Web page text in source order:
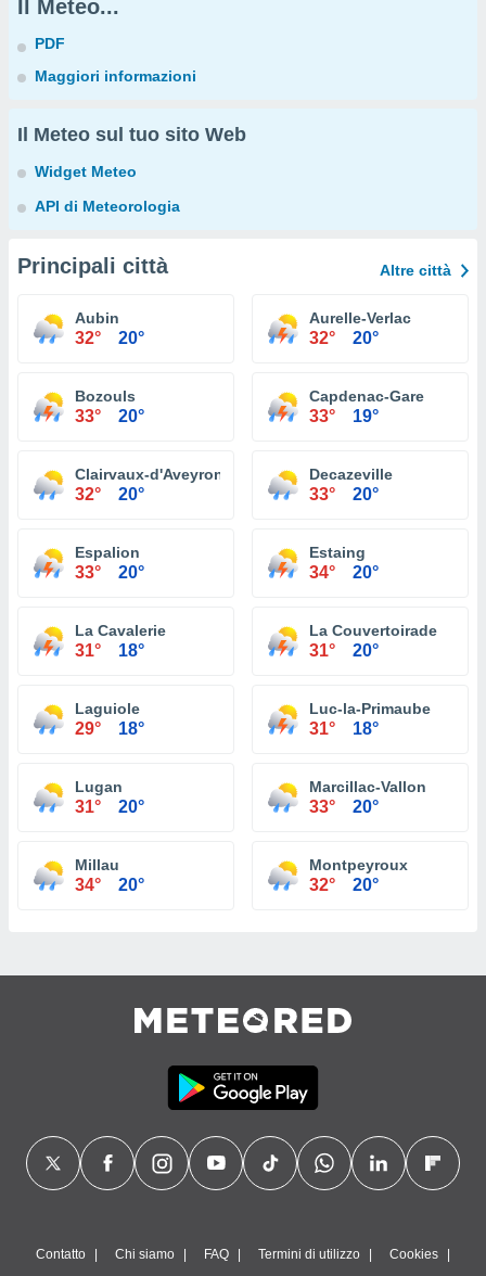
Il Meteo...
PDF
Maggiori informazioni
Il Meteo sul tuo sito Web
Widget Meteo
API di Meteorologia
Principali città Altre città
Aubin
32° 20°
Aurelle-Verlac
32° 20°
Bozouls
33° 20°
Capdenac-Gare
33° 19°
Clairvaux-d'Aveyron
32° 20°
Decazeville
33° 20°
Espalion
33° 20°
Estaing
34° 20°
La Cavalerie
31° 18°
La Couvertoirade
31° 20°
Laguiole
29° 18°
Luc-la-Primaube
31° 18°
Lugan
31° 20°
Marcillac-Vallon
33° 20°
Millau
34° 20°
Montpeyroux
32° 20°
Contatto Chi siamo FAQ Termini di utilizzo Cookies